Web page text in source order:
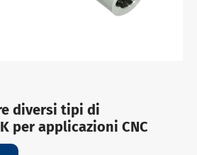
diversi tipi di
per applicazioni CNC